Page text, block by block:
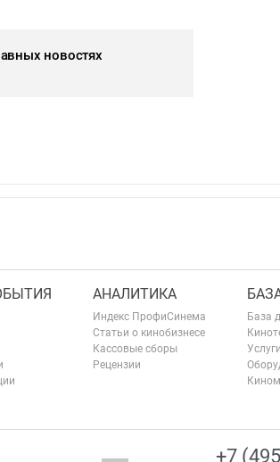
новостях
АНАЛИТИКА
Индекс ПрофиСинема
Статьи о кинобизнесе
Кассовые сборы
Рецензии
База
+7